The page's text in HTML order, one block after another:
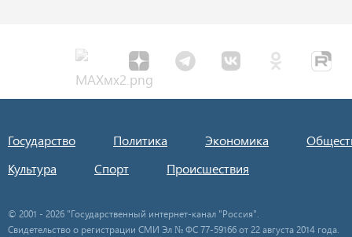
Государство Политика Экономика
Культура
Спорт Происшествия
© 2001 - 2026 "Государственный интернет-канал "Россия".
Свидетельство о регистрации СМИ Эл № ФС 77-59166 от 22 августа 2014 года.